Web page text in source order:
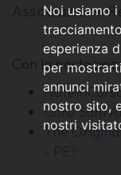
Noi usiamo
esperienza
per
annunci
nostro sito,
nostri
Associazione
Con la
Coro
The
- PE)